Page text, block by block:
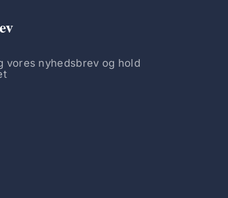
vores nyhedsbrev og hold